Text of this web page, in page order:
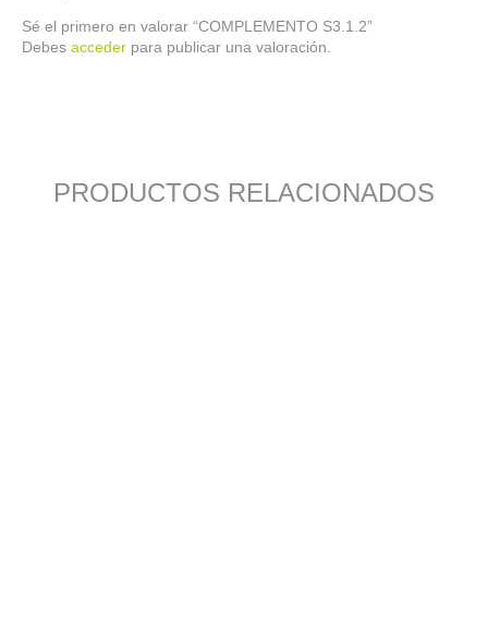
Sé el primero en valorar “COMPLEMENTO S3.1.2”
Debes acceder para publicar una valoración.
PRODUCTOS RELACIONADOS